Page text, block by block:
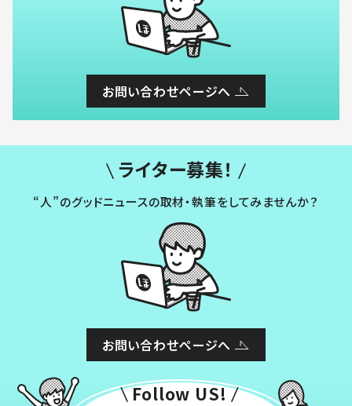
お問い合わせページへ
ライター募集！
“人”のグッドニュースの取材・執筆をしてみませんか？
お問い合わせページへ
Follow US!